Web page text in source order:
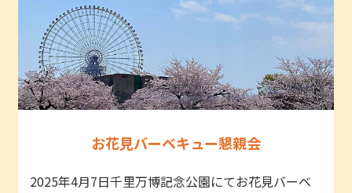
お花見バーベキュー懇親会
2025年4月7日千里万博記念公園にてお花見バーベ